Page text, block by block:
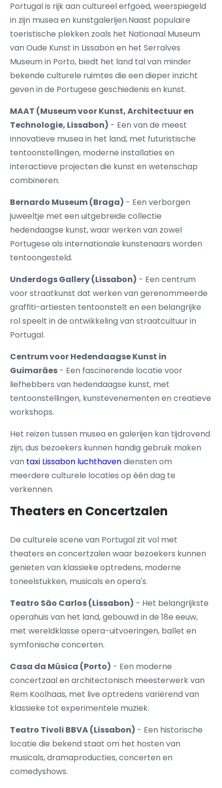
Portugal is rijk aan cultureel erfgoed, weerspiegeld
in zijn musea en kunstgalerijen.Naast populaire
toeristische plekken zoals het Nationaal Museum
van Oude Kunst in Lissabon en het Serralves
Museum in Porto, biedt het land tal van minder
bekende culturele ruimtes die een dieper inzicht
geven in de Portugese geschiedenis en kunst.
MAAT (Museum voor Kunst, Architectuur en
Technologie, Lissabon) - Een van de meest
innovatieve musea in het land, met futuristische
tentoonstellingen, moderne installaties en
interactieve projecten die kunst en wetenschap
combineren.
Bernardo Museum (Braga) - Een verborgen
juweeltje met een uitgebreide collectie
hedendaagse kunst, waar werken van zowel
Portugese als internationale kunstenaars worden
tentoongesteld.
Underdogs Gallery (Lissabon) - Een centrum
voor straatkunst dat werken van gerenommeerde
graffiti-artiesten tentoonstelt en een belangrijke
rol speelt in de ontwikkeling van straatcultuur in
Portugal.
Centrum voor Hedendaagse Kunst in
Guimarães - Een fascinerende locatie voor
liefhebbers van hedendaagse kunst, met
tentoonstellingen, kunstevenementen en creatieve
workshops.
Het reizen tussen musea en galerijen kan tijdrovend
zijn, dus bezoekers kunnen handig gebruik maken
van taxi Lissabon luchthavendiensten om
meerdere culturele locaties op één dag te
verkennen.
Theaters en Concertzalen
De culturele scene van Portugal zit vol met
theaters en concertzalen waar bezoekers kunnen
genieten van klassieke optredens, moderne
toneelstukken, musicals en opera's.
Teatro São Carlos (Lissabon) - Het belangrijkste
operahuis van het land, gebouwd in de 18e eeuw,
met wereldklasse opera-uitvoeringen, ballet en
symfonische concerten.
Casa da Música (Porto) - Een moderne
concertzaal en architectonisch meesterwerk van
Rem Koolhaas, met live optredens variërend van
klassieke tot experimentele muziek.
Teatro Tivoli BBVA (Lissabon) - Een historische
locatie die bekend staat om het hosten van
musicals, dramaproducties, concerten en
comedyshows.